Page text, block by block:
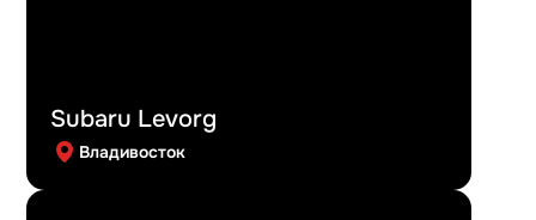
Subaru Levorg
Владивосток